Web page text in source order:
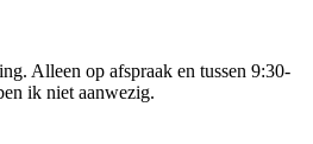
Alleen op afspraak en tussen 9:30-
ik niet aanwezig.